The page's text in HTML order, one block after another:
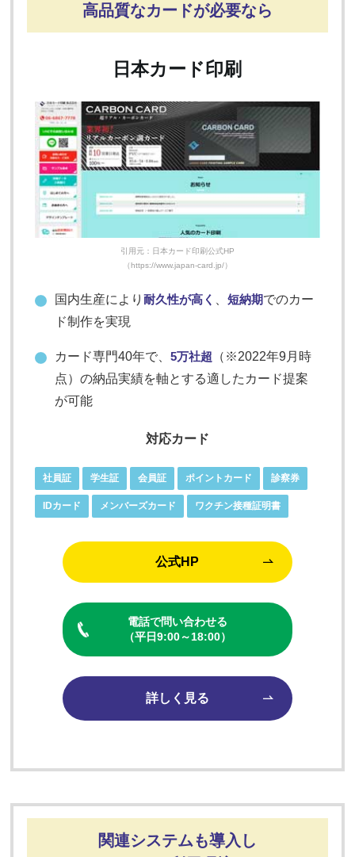
高品質なカードが必要なら
日本カード印刷
引用元：日本カード印刷公式HP
（https://www.japan-card.jp/）
国内生産により耐久性が高く 、短納期でのカー
ド制作を実現
カード専門40年で、5万社超 （※2022年9月時
点）の納品実績を軸とする適したカード提案
が可能
対応カード
社員証 学生証 会員証 ポイントカード 診察券
IDカード メンバーズカード ワクチン接種証明書
公式HP
電話で問い合わせる
（平日9:00～18:00）
詳しく見る
関連システムも導入し